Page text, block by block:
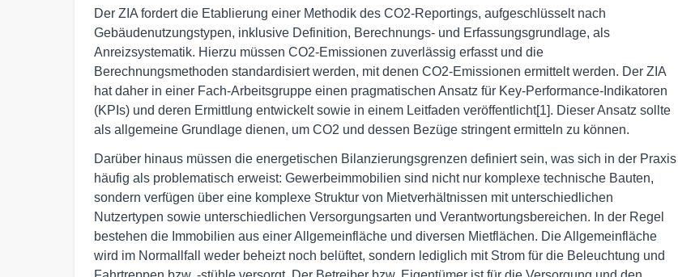
Der ZIA fordert die Etablierung einer Methodik des CO2-Reportings, aufgeschlüsselt nach
Gebäudenutzungstypen, inklusive Definition, Berechnungs- und Erfassungsgrundlage, als
Anreizsystematik. Hierzu müssen CO2-Emissionen zuverlässig erfasst und die
Berechnungsmethoden standardisiert werden, mit denen CO2-Emissionen ermittelt werden. Der ZIA
hat daher in einer Fach-Arbeitsgruppe einen pragmatischen Ansatz für Key-Performance-Indikatoren
(KPIs) und deren Ermittlung entwickelt sowie in einem Leitfaden veröffentlicht[1]. Dieser Ansatz sollte
als allgemeine Grundlage dienen, um CO2 und dessen Bezüge stringent ermitteln zu können.
Darüber hinaus müssen die energetischen Bilanzierungsgrenzen definiert sein, was sich in der Praxis
häufig als problematisch erweist: Gewerbeimmobilien sind nicht nur komplexe technische Bauten,
sondern verfügen über eine komplexe Struktur von Mietverhältnissen mit unterschiedlichen
Nutzertypen sowie unterschiedlichen Versorgungsarten und Verantwortungsbereichen. In der Regel
bestehen die Immobilien aus einer Allgemeinfläche und diversen Mietflächen. Die Allgemeinfläche
wird im Normallfall weder beheizt noch belüftet, sondern lediglich mit Strom für die Beleuchtung und